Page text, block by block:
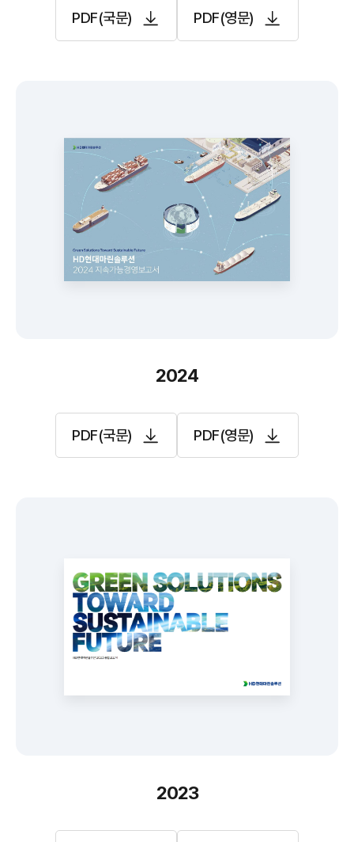
PDF(국문) PDF(영문)
2024
PDF(국문) PDF(영문)
2023